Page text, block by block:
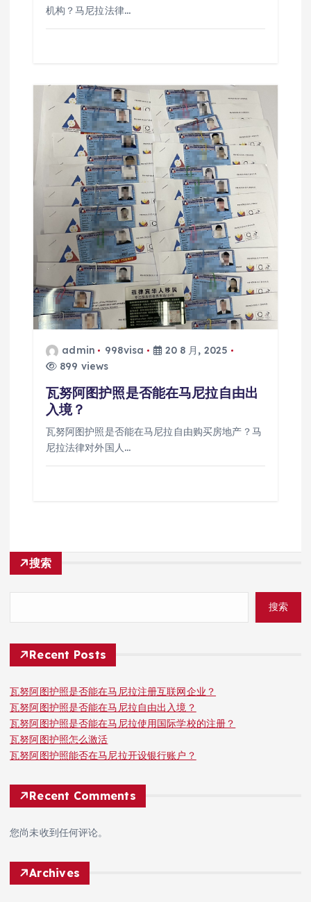
机构？马尼拉法律…
admin 998visa
20 8 月, 2025
899 views
瓦努阿图护照是否能在马尼拉自由出
入境？
瓦努阿图护照是否能在马尼拉自由购买房地产？马
尼拉法律对外国人…
搜索
搜索
Recent Posts
瓦努阿图护照是否能在马尼拉注册互联网企业？
瓦努阿图护照是否能在马尼拉自由出入境？
瓦努阿图护照是否能在马尼拉使用国际学校的注册？
瓦努阿图护照怎么激活
瓦努阿图护照能否在马尼拉开设银行账户？
Recent Comments
您尚未收到任何评论。
Archives